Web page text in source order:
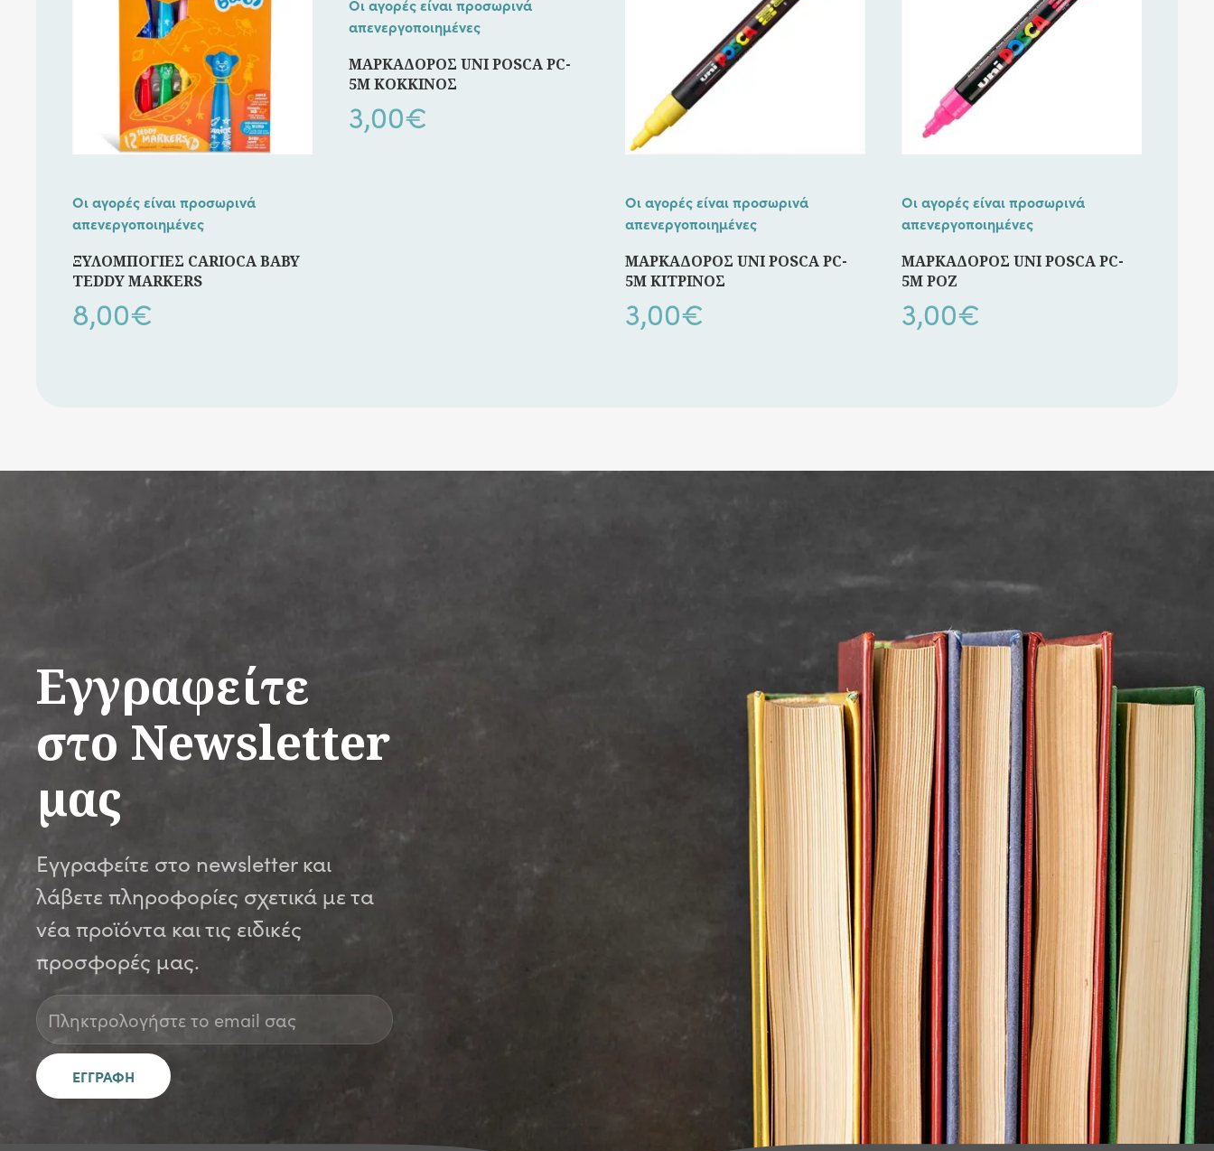
Οι αγορές είναι προσωρινά
απενεργοποιημένες
ΞΥΛΟΜΠΟΓΙΕΣ CARIOCA BABY
TEDDY MARKERS
8,00€
Οι αγορές είναι προσωρινά
απενεργοποιημένες
ΜΑΡΚΑΔΟΡΟΣ UNI POSCA PC-
5M ΚΟΚΚΙΝΟΣ
3,00€
Οι αγορές είναι προσωρινά
απενεργοποιημένες
ΜΑΡΚΑΔΟΡΟΣ UNI POSCA PC-
5M ΚΙΤΡΙΝΟΣ
3,00€
Οι αγορές είναι προσωρινά
απενεργοποιημένες
ΜΑΡΚΑΔΟΡΟΣ UNI POSCA PC-
5M ΡΟΖ
3,00€
Εγγραφείτε
στο Newsletter
μας
Εγγραφείτε στο newsletter και
λάβετε πληροφορίες σχετικά με τα
νέα προϊόντα και τις ειδικές
προσφορές μας.